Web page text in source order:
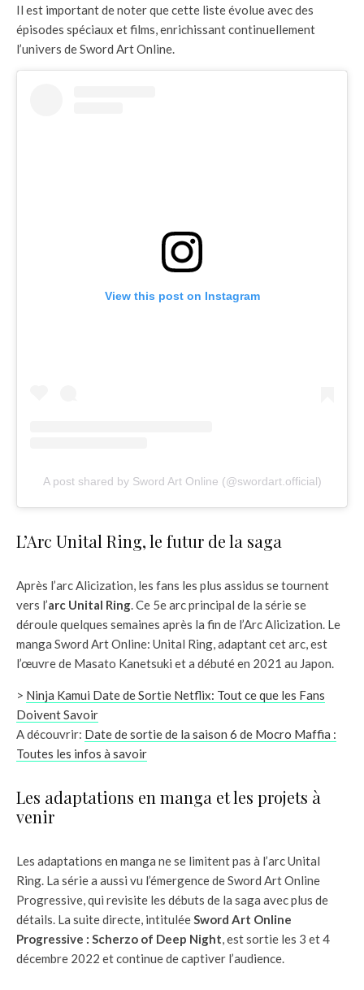
Il est important de noter que cette liste évolue avec des
épisodes spéciaux et films, enrichissant continuellement
l’univers de Sword Art Online.
View this post on Instagram
A post shared by Sword Art Online (@swordart.official)
L’Arc Unital Ring, le futur de la saga
Après l’arc Alicization, les fans les plus assidus se tournent
vers l’arc Unital Ring. Ce 5e arc principal de la série se
déroule quelques semaines après la fin de l’Arc Alicization. Le
manga Sword Art Online: Unital Ring, adaptant cet arc, est
l’œuvre de Masato Kanetsuki et a débuté en 2021 au Japon.
> Ninja Kamui Date de Sortie Netflix: Tout ce que les Fans
Doivent Savoir
A découvrir: Date de sortie de la saison 6 de Mocro Maffia :
Toutes les infos à savoir
Les adaptations en manga et les projets à
venir
Les adaptations en manga ne se limitent pas à l’arc Unital
Ring. La série a aussi vu l’émergence de Sword Art Online
Progressive, qui revisite les débuts de la saga avec plus de
détails. La suite directe, intituléeSword Art Online
Progressive : Scherzo of Deep Night, est sortie les 3 et 4
décembre 2022 et continue de captiver l’audience.